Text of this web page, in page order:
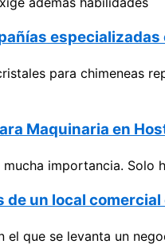
para chimeneas
Maquinaria en
importancia.
un local
el que se levanta un